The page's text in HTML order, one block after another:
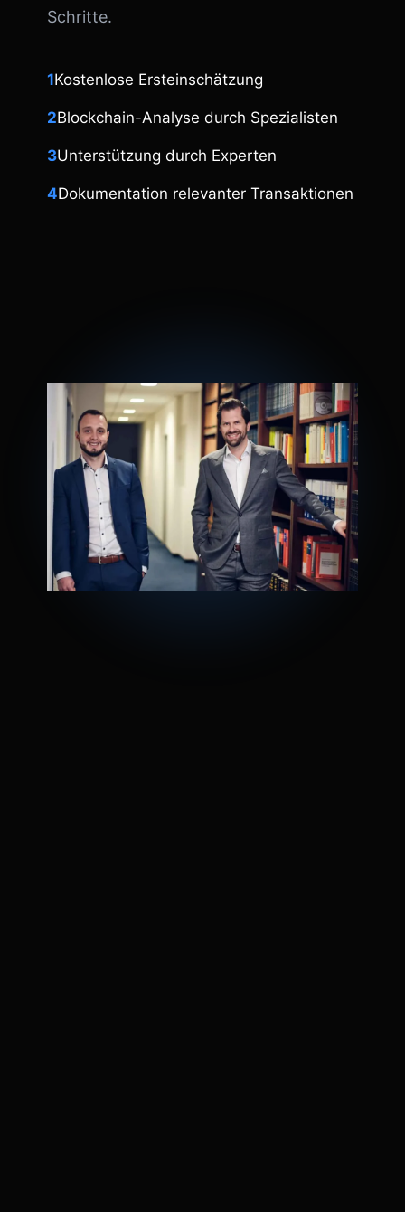
Schritte.
1Kostenlose Ersteinschätzung
2Blockchain-Analyse durch Spezialisten
3Unterstützung durch Experten
4Dokumentation relevanter Transaktionen